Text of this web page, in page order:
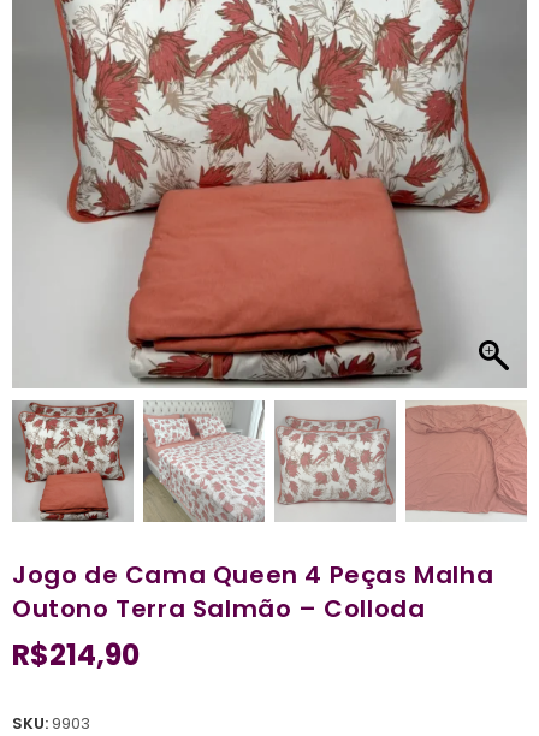
Jogo de Cama Queen 4 Peças Malha
Outono Terra Salmão – Colloda
R$214,90
SKU:9903